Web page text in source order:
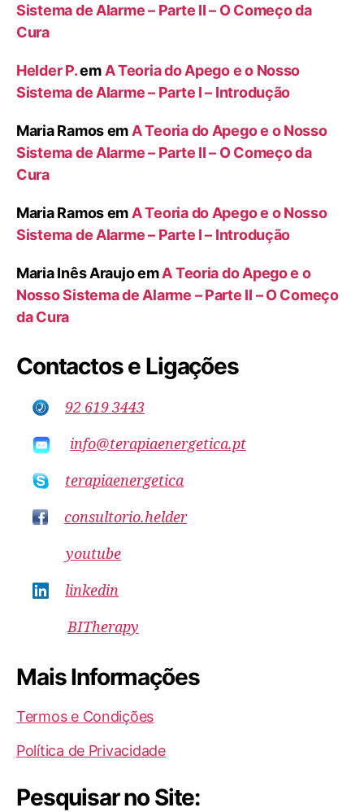
Sistema de Alarme – Parte II – O Começo da
Cura
Helder P.em A Teoria do Apego e o Nosso
Sistema de Alarme – Parte I – Introdução
Maria Ramosem A Teoria do Apego e o Nosso
Sistema de Alarme – Parte II – O Começo da
Cura
Maria Ramosem A Teoria do Apego e o Nosso
Sistema de Alarme – Parte I – Introdução
Maria Inês AraujoemA Teoria do Apego e o
Nosso Sistema de Alarme – Parte II – O Começo
da Cura
Contactos e Ligações
92 619 3443
info@terapiaenergetica.pt
terapiaenergetica
consultorio.helder
youtube
linkedin
BITherapy
Mais Informações
Termos e Condições
Política de Privacidade
Pesquisar no Site: